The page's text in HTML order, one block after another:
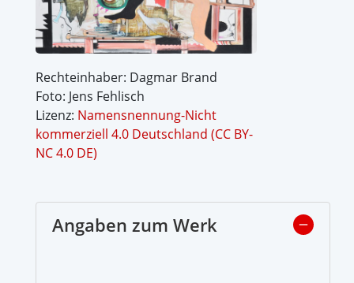
Rechteinhaber: Dagmar Brand
Foto: Jens Fehlisch
Lizenz: Namensnennung-Nicht
kommerziell 4.0 Deutschland (CC BY-
NC 4.0 DE)
Angaben zum Werk